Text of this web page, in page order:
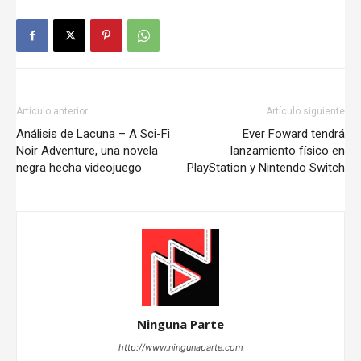
Artículo anterior
Análisis de Lacuna – A Sci-Fi
Noir Adventure, una novela
negra hecha videojuego
Artículo siguiente
Ever Foward tendrá
lanzamiento físico en
PlayStation y Nintendo Switch
Ninguna Parte
http://www.ningunaparte.com